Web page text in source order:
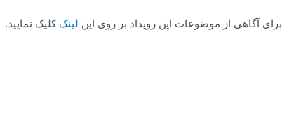
برای آگاهی از موضوعات این رویداد بر روی این لینک کلیک نمایید.